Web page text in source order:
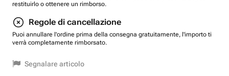
restituirlo o ottenere un rimborso.
Regole di cancellazione
Puoi annullare l'ordine prima della consegna gratuitamente, l'importo ti
verrà completamente rimborsato.
Segnalare articolo